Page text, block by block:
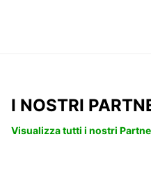
I NOSTRI
Visualizza tutti i nostri